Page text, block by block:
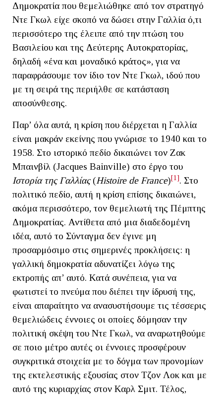
Δημοκρατία που θεμελιώθηκε από τον στρατηγό
Ντε Γκωλ είχε σκοπό να δώσει στην Γαλλία ό,τι
περισσότερο της έλειπε από την πτώση του
Βασιλείου και της Δεύτερης Αυτοκρατορίας,
δηλαδή «ένα και μοναδικό κράτος», για να
παραφράσουμε τον ίδιο τον Ντε Γκωλ, ιδού που
με τη σειρά της περιήλθε σε κατάσταση
αποσύνθεσης.
Παρ’ όλα αυτά, η κρίση που διέρχεται η Γαλλία
είναι μακράν εκείνης που γνώρισε το 1940 και το
1958. Στο ιστορικό πεδίο δικαιώνει τον Ζακ
Μπαινβίλ (Jacques Bainville) στο έργο του
Ιστορία της Γαλλίας(Histoire de France)[1]. Στο
πολιτικό πεδίο, αυτή η κρίση επίσης δικαιώνει,
ακόμα περισσότερο, τον θεμελιωτή της Πέμπτης
Δημοκρατίας. Αντίθετα από μια διαδεδομένη
ιδέα, αυτό το Σύνταγμα δεν έγινε μη
προσαρμόσιμο στις σημερινές προκλήσεις: η
γαλλική δημοκρατία αδυνατίζει λόγω της
εκτροπής απ’ αυτό. Κατά συνέπεια, για να
φωτιστεί το πνεύμα που διέπει την ίδρυσή της,
είναι απαραίτητο να ανασυστήσουμε τις τέσσερις
θεμελιώδεις έννοιες οι οποίες δόμησαν την
πολιτική σκέψη του Ντε Γκωλ, να αναρωτηθούμε
σε ποιο μέτρο αυτές οι έννοιες προσφέρουν
συγκριτικά στοιχεία με το δόγμα των προνομίων
της εκτελεστικής εξουσίας στον Τζον Λοκ και με
αυτό της κυριαρχίας στον Καρλ Σμιτ. Τέλος,